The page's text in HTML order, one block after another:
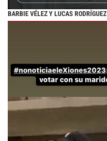
BARBIE VÉLEZ Y LUCAS RODRÍGUEZ